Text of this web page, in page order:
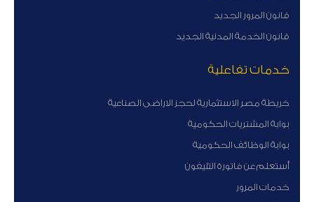
قانون المرور الجديد
قانون الخدمة المدنية الجديد
خدمات تفاعلية
خريطة مصر الاستثمارية لحجز الاراضى الصناعية
بوابة المشتريات الحكومية
بوابة الوظائف الحكومية
أستعلم عن فاتورة التليفون
خدمات المرور